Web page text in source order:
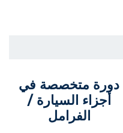
دورة متخصصة في
أجزاء السيارة /
الفرامل